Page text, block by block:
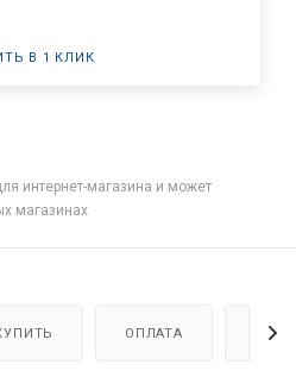
В 1 КЛИК
интернет-магазина и может
магазинах
ОПЛАТА